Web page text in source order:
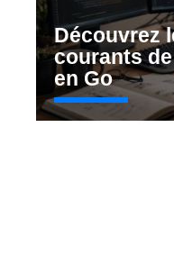
Découvrez
courants
en Go